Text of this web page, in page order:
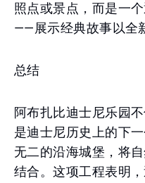
照点或景点，而是一
——展示经典故事以全
总结
阿布扎比迪士尼乐园
是迪士尼历史上的下
无二的沿海城堡，将
结合。这项工程表明